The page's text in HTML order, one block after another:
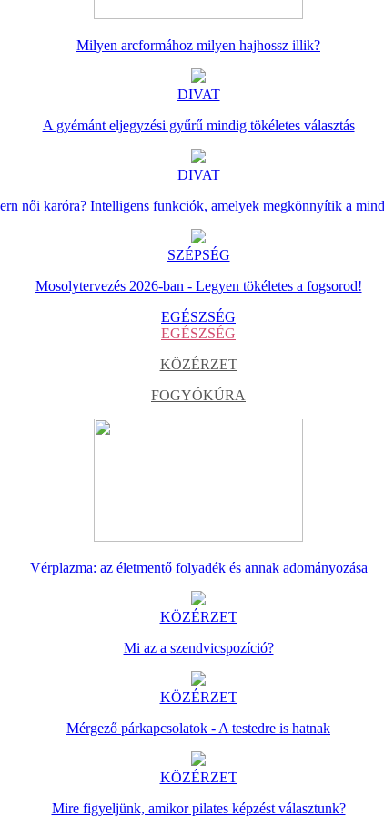
Milyen arcformához milyen hajhossz illik?
DIVAT
A gyémánt eljegyzési gyűrű mindig tökéletes választás
DIVAT
női karóra? Intelligens funkciók, amelyek megkönnyítik a
SZÉPSÉG
Mosolytervezés 2026-ban - Legyen tökéletes a fogsorod!
EGÉSZSÉG
EGÉSZSÉG
KÖZÉRZET
FOGYÓKÚRA
Vérplazma: az életmentő folyadék és annak adományozása
KÖZÉRZET
Mi az a szendvicspozíció?
KÖZÉRZET
Mérgező párkapcsolatok - A testedre is hatnak
KÖZÉRZET
Mire figyeljünk, amikor pilates képzést választunk?